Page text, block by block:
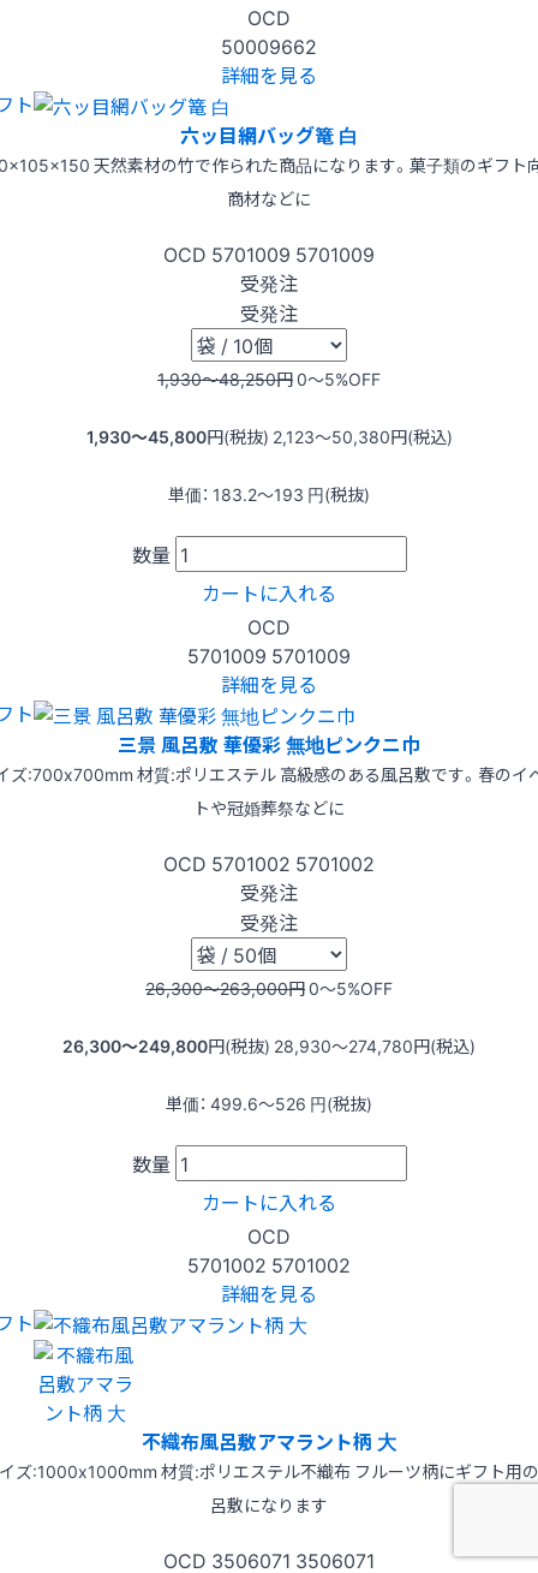
OCD
50009662
詳細を見る
ト
六ッ目網バッグ篭 白
天然素材の竹で作られた商品になります。菓子類のギフト
商材などに
OCD 5701009 5701009
受発注
受発注
1,930〜48,250円0〜5%OFF
1,930〜45,800円(税抜) 2,123〜50,380円(税込)
単価： 183.2〜193 円(税抜)
数量
カートに入れる
OCD
5701009 5701009
詳細を見る
ト
三景 風呂敷 華優彩 無地ピンクニ巾
ズ:700x700mm 材質:ポリエステル 高級感のある風呂敷です。春のイ
トや冠婚葬祭などに
OCD 5701002 5701002
受発注
受発注
26,300〜263,000円0〜5%OFF
26,300〜249,800円(税抜) 28,930〜274,780円(税込)
単価： 499.6〜526 円(税抜)
数量
カートに入れる
OCD
5701002 5701002
詳細を見る
ト
不織布風呂敷アマラント柄 大
ズ:1000x1000mm 材質:ポリエステル不織布 フルーツ柄にギフト用
呂敷になります
OCD 3506071 3506071